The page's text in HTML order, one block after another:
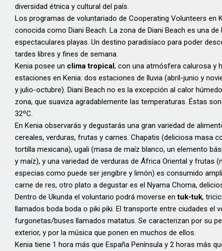
diversidad étnica y cultural del país.
Los programas de voluntariado de Cooperating Volunteers en
conocida como Diani Beach. La zona de Diani Beach es una
espectaculares playas. Un destino paradisíaco para poder
tardes libres y fines de semana.
Kenia posee un clima tropical, con una atmósfera calurosa y
estaciones en Kenia: dos estaciones de lluvia (abril-junio y
y julio-octubre). Diani Beach no es la excepción al calor
zona, que suaviza agradablemente las temperaturas. Éstas
32ºC.
En Kenia observarás y degustarás una gran variedad de
cereales, verduras, frutas y carnes. Chapatis (deliciosa masa
tortilla mexicana), ugali (masa de maíz blanco, un elemento
y maíz), y una variedad de verduras de África Oriental y frutas
especias como puede ser jengibre y limón) es consumido
carne de res, otro plato a degustar es el Nyama Choma,
Dentro de Ukunda el voluntario podrá moverse en tuk-tuk,
llamados boda boda o piki piki. El transporte entre ciudades el
furgonetas/buses llamados matatus. Se caracterizan por su
exterior, y por la música que ponen en muchos de ellos.
Kenia tiene 1 hora más que España Península y 2 horas más